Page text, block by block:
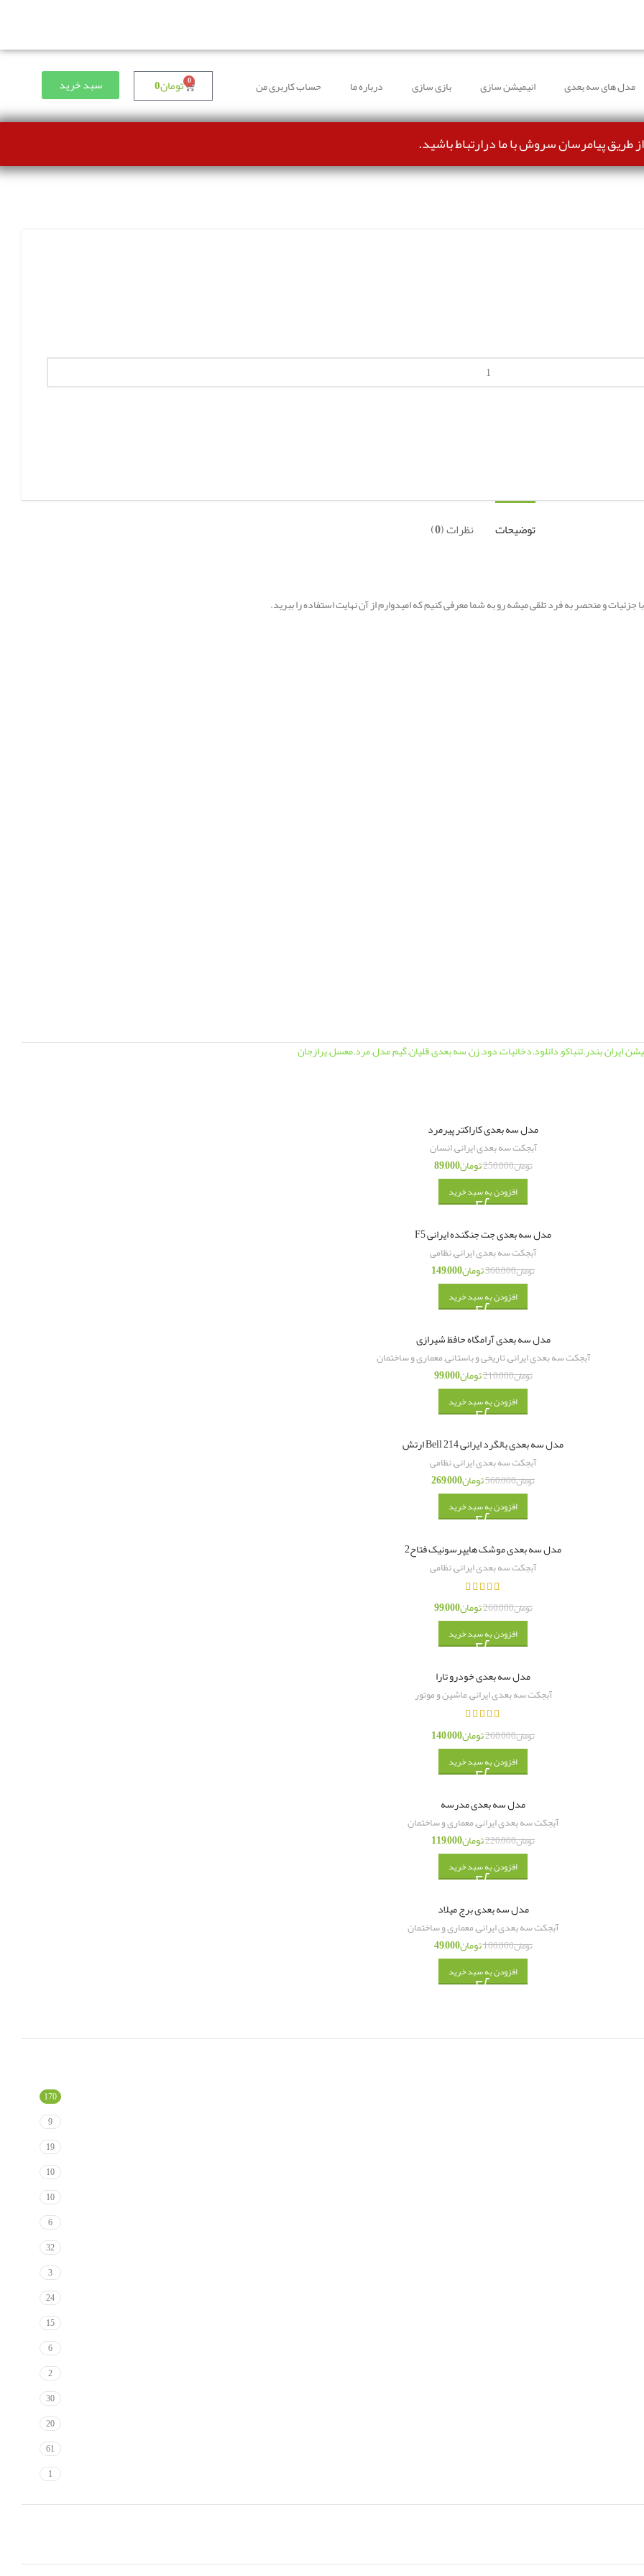
مدل های سه بعدی انیمیشن سازی بازی سازی درباره ما حساب کاربری من تومان0 0 سبد خرید
طریق پیامرسان سروش با ما درارتباط باشید.
توضیحات نظرات (0)
,ایران,بندر,تنباکو,دانلود,دخانیات,دود,زن,سه بعدی,قلیان,گیم,مدل,مرد,معسل,یرازجان
مدل سه بعدی کاراکتر پیرمرد
آبجکت سه بعدی ایرانی,انسان
تومان250,000تومان89,000
افزودن به سبد خرید
مدل سه بعدی جت جنگنده ایرانی F5
آبجکت سه بعدی ایرانی,نظامی
تومان360,000تومان149,000
افزودن به سبد خرید
مدل سه بعدی آرامگاه حافظ شیرازی
آبجکت سه بعدی ایرانی,تاریخی و باستانی,معماری و ساختمان
تومان210,000تومان99,000
افزودن به سبد خرید
مدل سه بعدی بالگرد ایرانی Bell 214 ارتش
آبجکت سه بعدی ایرانی,نظامی
تومان560,000تومان269,000
افزودن به سبد خرید
مدل سه بعدی موشک هایپرسونیک فتاح2
آبجکت سه بعدی ایرانی,نظامی
تومان260,000تومان99,000
افزودن به سبد خرید
مدل سه بعدی خودرو تارا
آبجکت سه بعدی ایرانی,ماشین و موتور
تومان260,000تومان140,000
افزودن به سبد خرید
مدل سه بعدی مدرسه
آبجکت سه بعدی ایرانی,معماری و ساختمان
تومان220,000تومان119,000
افزودن به سبد خرید
مدل سه بعدی برج میلاد
آبجکت سه بعدی ایرانی,معماری و ساختمان
تومان100,000تومان49,000
افزودن به سبد خرید
170
9
19
10
10
6
32
3
24
15
6
2
30
20
61
1